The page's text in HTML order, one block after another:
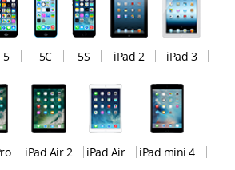
5 5C 5S iPad 2 iPad 3
iPad Air 2 iPad Air iPad mini 4